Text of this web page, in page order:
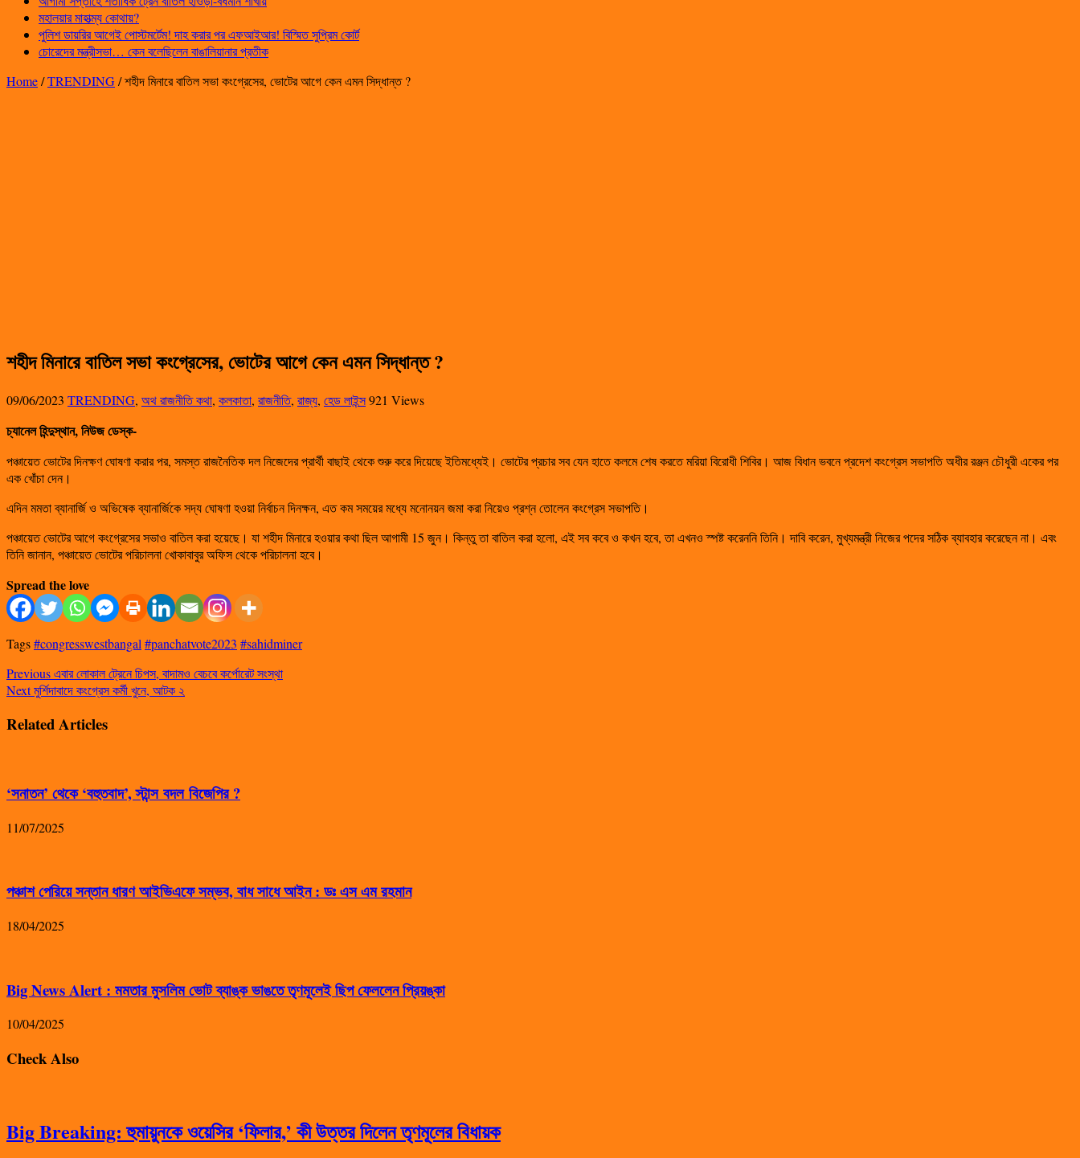
মহালয়ার মাহাত্ম্য কোথায়?
পুলিশ ডায়রির আগেই পোস্টমর্টেম! দাহ করার পর এফআইআর! বিস্মিত সুপ্রিম কোর্ট
চোরেদের মন্ত্রীসভা… কেন বলেছিলেন বাঙালিয়ানার প্রতীক
Home/TRENDING/শহীদ মিনারে বাতিল সভা কংগ্রেসের, ভোটের আগে কেন এমন সিদ্ধান্ত ?
শহীদ মিনারে বাতিল সভা কংগ্রেসের, ভোটের আগে কেন এমন সিদ্ধান্ত ?
09/06/2023 TRENDING, অথ রাজনীতি কথা, কলকাতা, রাজনীতি, রাজ্য, হেড লাইন্স921 Views
চ্যানেল হিন্দুস্থান, নিউজ ডেস্ক-
পঞ্চায়েত ভোটের দিনক্ষণ ঘোষণা করার পর, সমস্ত রাজনৈতিক দল নিজেদের প্রার্থী বাছাই থেকে শুরু করে দিয়েছে ইতিমধ্যেই। ভোটের প্রচার সব যেন হাতে কলমে শেষ করতে মরিয়া বিরোধী শিবির। আজ বিধান ভবনে প্রদেশ কংগ্রেস সভাপতি অধীর রঞ্জন চৌধুরী একের পর
এক খোঁচা দেন।
এদিন মমতা ব্যানার্জি ও অভিষেক ব্যানার্জিকে সদ্য ঘোষণা হওয়া নির্বাচন দিনক্ষন, এত কম সময়ের মধ্যে মনোনয়ন জমা করা নিয়েও প্রশ্ন তোলেন কংগ্রেস সভাপতি।
পঞ্চায়েত ভোটের আগে কংগ্রেসের সভাও বাতিল করা হয়েছে। যা শহীদ মিনারে হওয়ার কথা ছিল আগামী 15 জুন। কিন্তু তা বাতিল করা হলো, এই সব কবে ও কখন হবে, তা এখনও স্পষ্ট করেননি তিনি। দাবি করেন, মুখ্যমন্ত্রী নিজের পদের সঠিক ব্যাবহার করেছেন না। এবং
তিনি জানান, পঞ্চায়েত ভোটের পরিচালনা খোকাবাবুর অফিস থেকে পরিচালনা হবে।
Spread the love
Tags#congresswestbangal #panchatvote2023 #sahidminer
Previousএবার লোকাল ট্রেনে চিপস, বাদামও বেচবে কর্পোরেট সংস্থা
Nextমুর্শিদাবাদে কংগ্রেস কর্মী খুনে, আটক ২
Related Articles
‘সনাতন’ থেকে ‘বহুতবাদ’, স্টান্স বদল বিজেপির ?
11/07/2025
পঞ্চাশ পেরিয়ে সন্তান ধারণ আইভিএফে সম্ভব, বাধ সাধে আইন : ডঃ এস এম রহমান
18/04/2025
Big News Alert : মমতার মুসলিম ভোট ব্যাঙ্ক ভাঙতে তৃণমূলেই ছিপ ফেললেন প্রিয়ঙ্কা
10/04/2025
Check Also
Big Breaking: হুমায়ুনকে ওয়েসির ‘ফিলার,’ কী উত্তর দিলেন তৃণমূলের বিধায়ক